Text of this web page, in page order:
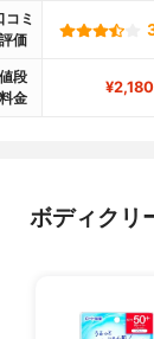
コミ
評価
値段
料金
¥2,180
ボディクリ